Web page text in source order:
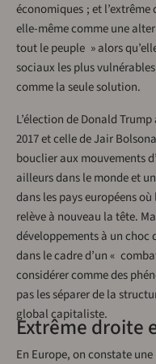
économiques ; et
elle-même comme une
tout le peuple » alors
sociaux les plus
comme la seule solution.
L’élection de Donald
2017 et celle de Jair
bouclier aux mouvements
ailleurs dans le monde et
dans les pays européens
relève à nouveau la tête.
développements à un choc
dans le cadre d’un «
considérer comme des
pas les séparer de la
global capitaliste.
Extrême droite
En Europe, on constate